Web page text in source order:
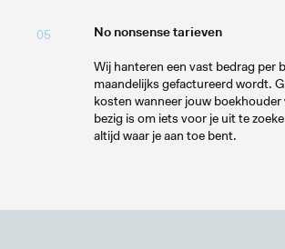
05 No nonsense tarieven
Wij hanteren een vast bedrag per
maandelijks gefactureerd wordt.
kosten wanneer jouw boekhouder
bezig is om iets voor je uit te
altijd waar je aan toe bent.